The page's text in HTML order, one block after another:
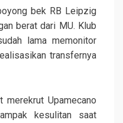
bek RB Leipzig
berat dari MU. Klub
lama memonitor
transfernya
merekrut Upamecano
kesulitan saat